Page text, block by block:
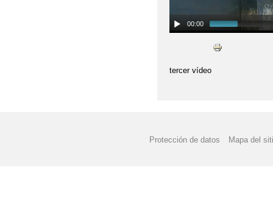
00:00
tercer vídeo
Protección de datos Mapa del